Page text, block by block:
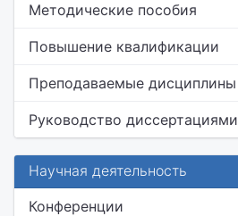
Методические пособия
Повышение квалификации
Преподаваемые дисциплины
Руководство диссертациями
Научная деятельность
Конференции